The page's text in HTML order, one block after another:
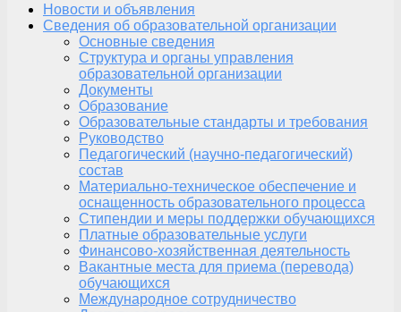
Новости и объявления
Сведения об образовательной организации
Основные сведения
Структура и органы управления
образовательной организации
Документы
Образование
Образовательные стандарты и требования
Руководство
Педагогический (научно-педагогический)
состав
Материально-техническое обеспечение и
оснащенность образовательного процесса
Стипендии и меры поддержки обучающихся
Платные образовательные услуги
Финансово-хозяйственная деятельность
Вакантные места для приема (перевода)
обучающихся
Международное сотрудничество